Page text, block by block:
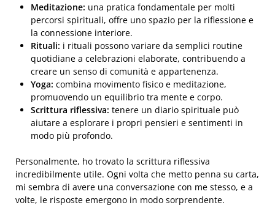
Meditazione: una pratica fondamentale per molti
percorsi spirituali, offre uno spazio per la riflessione e
la connessione interiore.
Rituali: i rituali possono variare da semplici routine
quotidiane a celebrazioni elaborate, contribuendo a
creare un senso di comunità e appartenenza.
Yoga: combina movimento fisico e meditazione,
promuovendo un equilibrio tra mente e corpo.
Scrittura riflessiva: tenere un diario spirituale può
aiutare a esplorare i propri pensieri e sentimenti in
modo più profondo.
Personalmente, ho trovato la scrittura riflessiva
incredibilmente utile. Ogni volta che metto penna su carta,
mi sembra di avere una conversazione con me stesso, e a
volte, le risposte emergono in modo sorprendente.